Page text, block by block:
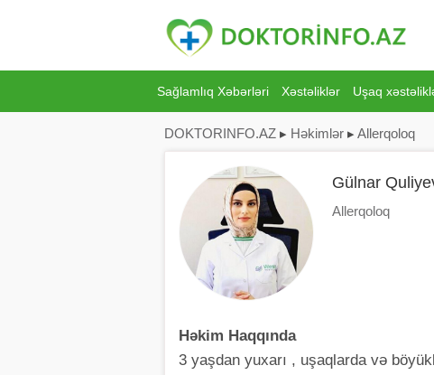
Sağlamlıq Xəbərləri Xəstəliklər Uşaq
DOKTORINFO.AZ ▸ Həkimlər ▸ Allerqoloq
Gülnar
Allerqoloq
Həkim Haqqında
3 yaşdan yuxarı , uşaqlarda və